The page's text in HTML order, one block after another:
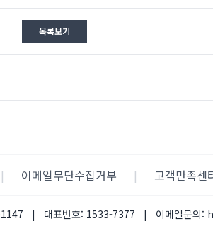
목록보기
| 이메일무단수집거부 | 고객만족센
| 대표번호: 1533-7377 | 이메일문의: